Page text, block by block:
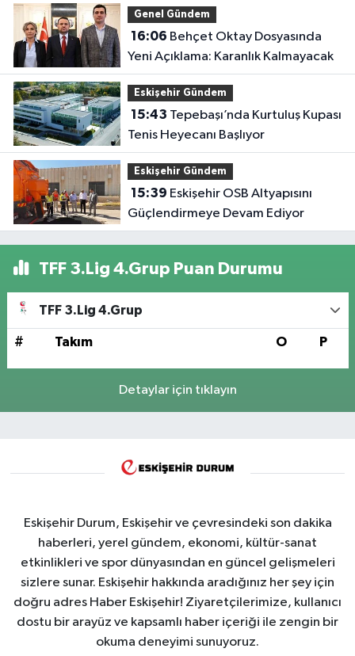
Genel Gündem
16:06
Yeni Açıklama: Karanlık Kalmayacak
Eskişehir Gündem
15:43
Tenis Heyecanı Başlıyor
Eskişehir Gündem
15:39
Güçlendirmeye Devam Ediyor
TFF 3.Lig 4.Grup Puan Durumu
TFF 3.Lig 4.Grup
# Takım O P
Detaylar için tıklayın
Eskişehir Durum, Eskişehir ve çevresindeki son dakika
haberleri, yerel gündem, ekonomi, kültür-sanat
etkinlikleri ve spor dünyasından en güncel gelişmeleri
sizlere sunar. Eskişehir hakkında aradığınız her şey için
doğru adres Haber Eskişehir! Ziyaretçilerimize, kullanıcı
dostu bir arayüz ve kapsamlı haber içeriği ile zengin bir
okuma deneyimi sunuyoruz.